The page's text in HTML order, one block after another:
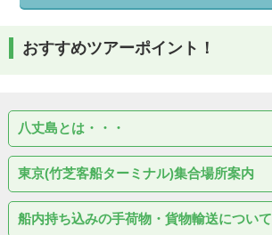
おすすめツアーポイント！
八丈島とは・・・
東京(竹芝客船ターミナル)集合場所案内
船内持ち込みの手荷物・貨物輸送について